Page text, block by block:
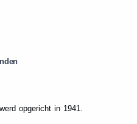
opgericht in 1941.